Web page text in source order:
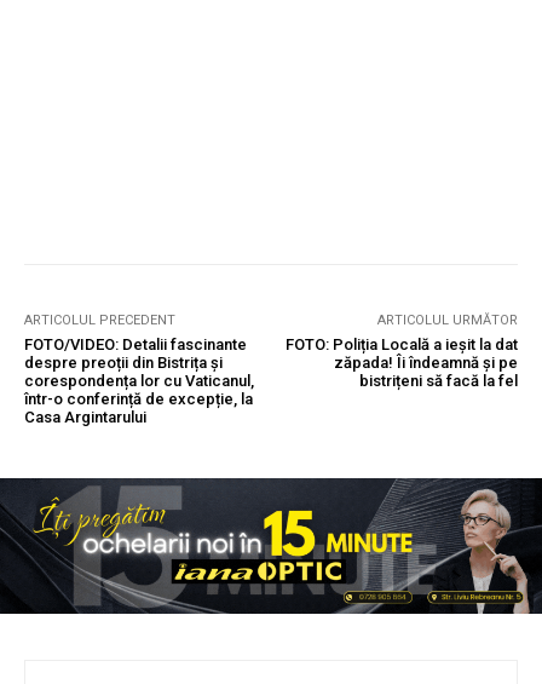
ARTICOLUL PRECEDENT
FOTO/VIDEO: Detalii fascinante
despre preoții din Bistrița și
corespondența lor cu Vaticanul,
într-o conferință de excepție, la
Casa Argintarului
ARTICOLUL URMĂTOR
FOTO: Poliția Locală a ieșit la dat
zăpada! Îi îndeamnă și pe
bistrițeni să facă la fel